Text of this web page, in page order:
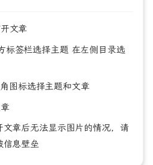
文章
标签栏选择主题 在左侧目录选
图标选择主题和文章
章后无法显示图片的情况，请
信息壁垒